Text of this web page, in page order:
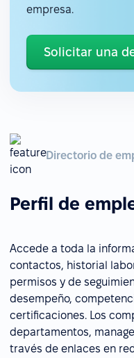
empresa.
Solicitar una
Directorio de
Perfil de
Accede a toda la
contactos, historial
permisos y de
desempeño,
certificaciones. Los
departamentos,
través de enlaces en